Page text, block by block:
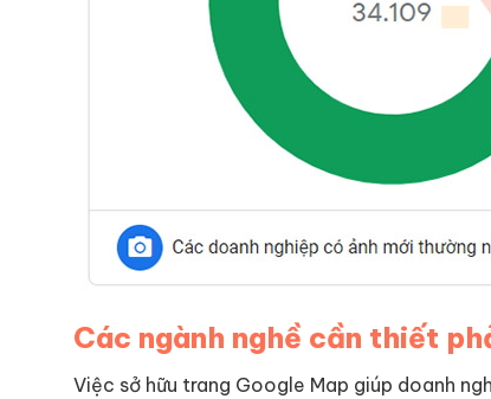
Các ngành nghề cần thiết
Việc sở hữu trang Google Map giúp doanh